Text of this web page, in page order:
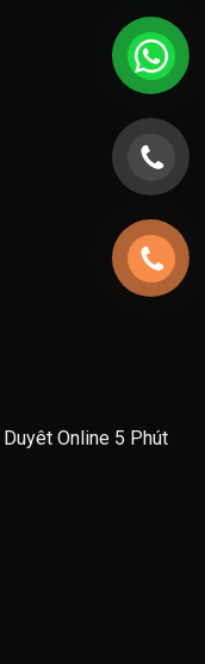
Online 5 Phút